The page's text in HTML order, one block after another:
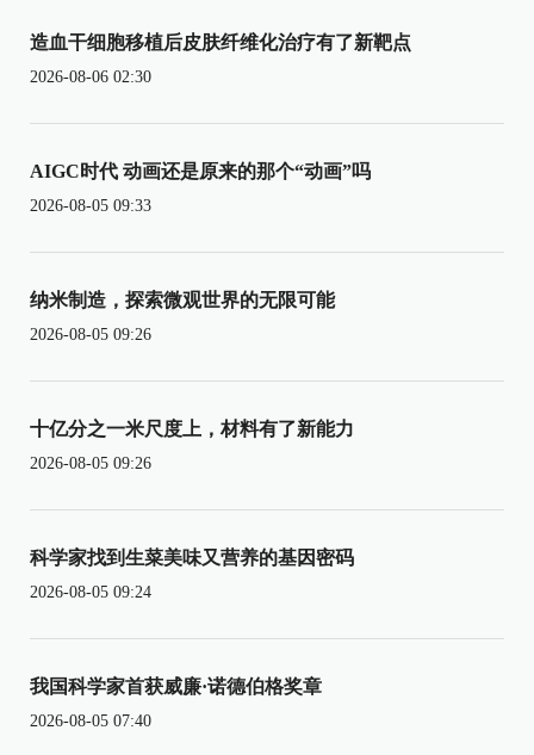
造血干细胞移植后皮肤纤维化治疗有了新靶点
2026-08-06 02:30
AIGC时代 动画还是原来的那个“动画”吗
2026-08-05 09:33
纳米制造，探索微观世界的无限可能
2026-08-05 09:26
十亿分之一米尺度上，材料有了新能力
2026-08-05 09:26
科学家找到生菜美味又营养的基因密码
2026-08-05 09:24
我国科学家首获威廉·诺德伯格奖章
2026-08-05 07:40